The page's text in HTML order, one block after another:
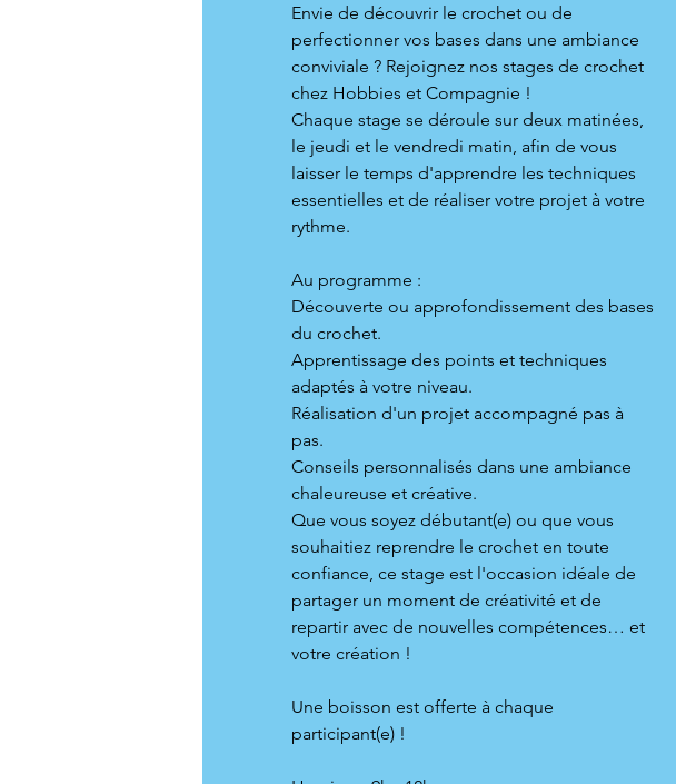
o
Envie de découvrir le crochet ou de
perfectionner vos bases dans une ambiance
conviviale ? Rejoignez nos stages de crochet
chez Hobbies et Compagnie !
Chaque stage se déroule sur deux matinées,
le jeudi et le vendredi matin, afin de vous
laisser le temps d'apprendre les techniques
essentielles et de réaliser votre projet à votre
rythme.
Au programme :
Découverte ou approfondissement des bases
du crochet.
Apprentissage des points et techniques
adaptés à votre niveau.
Réalisation d'un projet accompagné pas à
pas.
Conseils personnalisés dans une ambiance
chaleureuse et créative.
Que vous soyez débutant(e) ou que vous
souhaitiez reprendre le crochet en toute
confiance, ce stage est l'occasion idéale de
partager un moment de créativité et de
repartir avec de nouvelles compétences… et
votre création !
Une boisson est offerte à chaque
participant(e) !